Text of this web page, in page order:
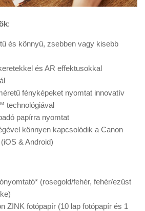
:
és könnyű, zsebben vagy kisebb
és AR effektusokkal
fényképeket nyomtat innovatív
technológiával
papírra nyomtat
könnyen kapcsolódik a Canon
& Android)
(rosegold/fehér, fehér/ezüst
ZINK fotópapír (10 lap fotópapír és 1